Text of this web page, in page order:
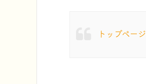
トップページ